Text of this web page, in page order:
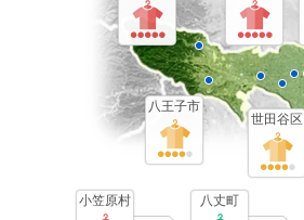
世田谷区
八王子市
八丈町
小笠原村